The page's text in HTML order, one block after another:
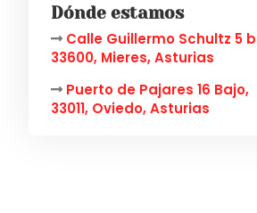
Dónde estamos
Calle Guillermo Schultz 5
33600, Mieres, Asturias
Puerto de Pajares 16 Bajo,
33011, Oviedo, Asturias